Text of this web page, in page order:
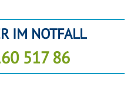
IM NOTFALL
517 86